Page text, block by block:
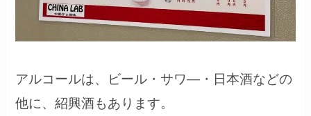
アルコールは、ビール・サワ―・日本酒などの
他に、紹興酒もあります。